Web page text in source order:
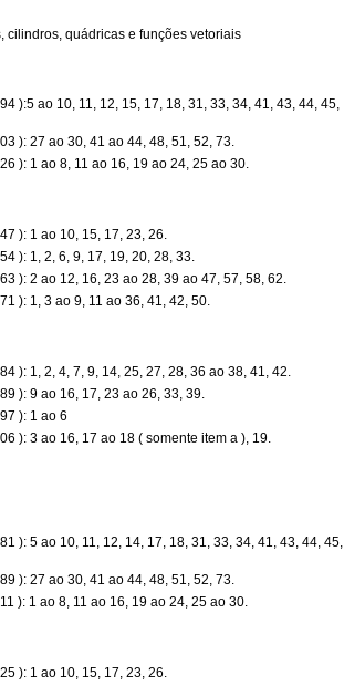
cilindros, quádricas e funções vetoriais
):5 ao 10, 11, 12, 15, 17, 18, 31, 33, 34, 41, 43, 44, 45,
): 27 ao 30, 41 ao 44, 48, 51, 52, 73.
): 1 ao 8, 11 ao 16, 19 ao 24, 25 ao 30.
): 1 ao 10, 15, 17, 23, 26.
): 1, 2, 6, 9, 17, 19, 20, 28, 33.
): 2 ao 12, 16, 23 ao 28, 39 ao 47, 57, 58, 62.
): 1, 3 ao 9, 11 ao 36, 41, 42, 50.
): 1, 2, 4, 7, 9, 14, 25, 27, 28, 36 ao 38, 41, 42.
): 9 ao 16, 17, 23 ao 26, 33, 39.
): 1 ao 6
): 3 ao 16, 17 ao 18 ( somente item a ), 19.
): 5 ao 10, 11, 12, 14, 17, 18, 31, 33, 34, 41, 43, 44, 45,
): 27 ao 30, 41 ao 44, 48, 51, 52, 73.
): 1 ao 8, 11 ao 16, 19 ao 24, 25 ao 30.
): 1 ao 10, 15, 17, 23, 26.